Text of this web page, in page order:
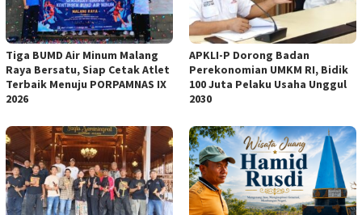
Tiga BUMD Air Minum Malang
Raya Bersatu, Siap Cetak Atlet
Terbaik Menuju PORPAMNAS IX
2026
APKLI-P Dorong Badan
Perekonomian UMKM RI, Bidik
100 Juta Pelaku Usaha Unggul
2030